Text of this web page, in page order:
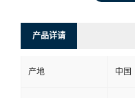
产品详请
产地 中国